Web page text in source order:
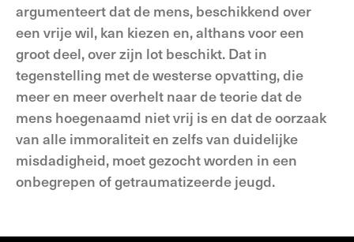
argumenteert dat de mens, beschikkend over
een vrije wil, kan kiezen en, althans voor een
groot deel, over zijn lot beschikt. Dat in
tegenstelling met de westerse opvatting, die
meer en meer overhelt naar de teorie dat de
mens hoegenaamd niet vrij is en dat de oorzaak
van alle immoraliteit en zelfs van duidelijke
misdadigheid, moet gezocht worden in een
onbegrepen of getraumatizeerde jeugd.